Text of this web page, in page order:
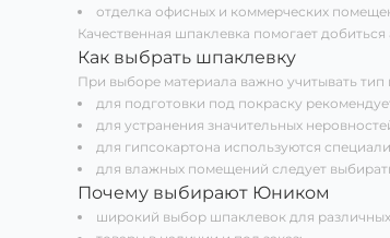
отделка офисных и коммерческих
Качественная шпаклевка помогает
Как выбрать шпаклевку
При выборе материала важно учитывать
для подготовки под покраску
для устранения значительных
для гипсокартона используются
для влажных помещений следует
Почему выбирают Юником
широкий выбор шпаклевок для различных